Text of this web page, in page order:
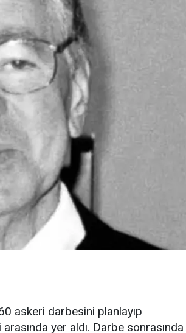
askeri darbesini planlayıp
yer aldı. Darbe sonrasında